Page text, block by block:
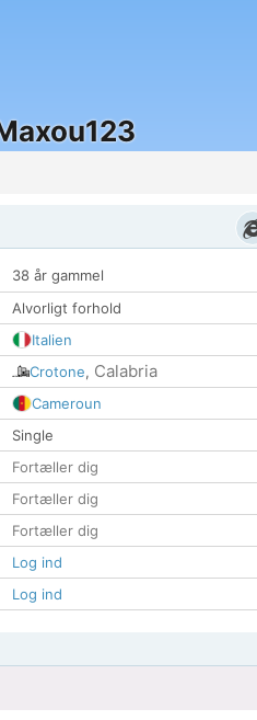
38 år gammel
Alvorligt forhold
Italien
Crotone, Calabria
Cameroun
Single
Fortæller dig
Fortæller dig
Fortæller dig
Log ind
Log ind